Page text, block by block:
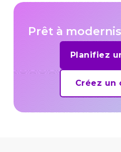
Prêt à
Planifiez
Créez un